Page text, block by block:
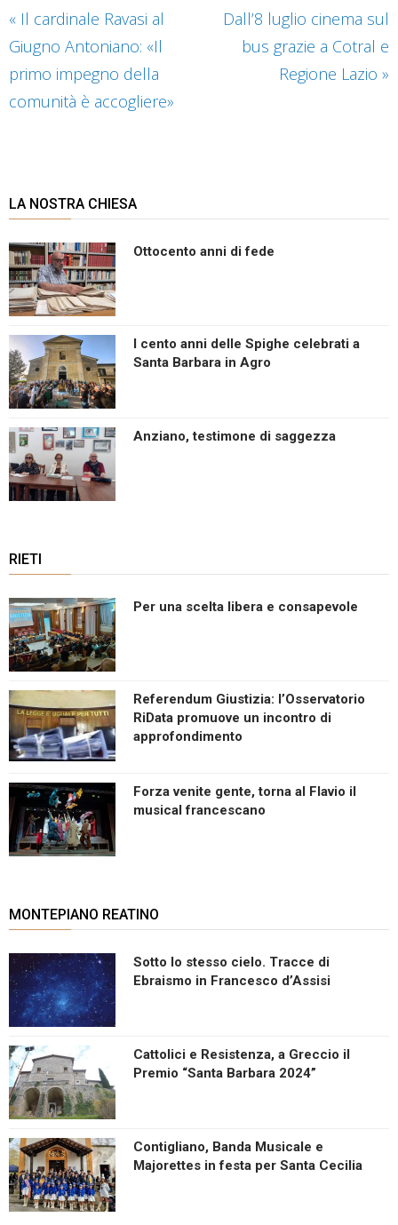
« Il cardinale Ravasi al
Giugno Antoniano: «Il
primo impegno della
comunità è accogliere»
Dall’8 luglio cinema sul
bus grazie a Cotral e
Regione Lazio »
LA NOSTRA CHIESA
Ottocento anni di fede
I cento anni delle Spighe celebrati a
Santa Barbara in Agro
Anziano, testimone di saggezza
RIETI
Per una scelta libera e consapevole
Referendum Giustizia: l’Osservatorio
RiData promuove un incontro di
approfondimento
Forza venite gente, torna al Flavio il
musical francescano
MONTEPIANO REATINO
Sotto lo stesso cielo. Tracce di
Ebraismo in Francesco d’Assisi
Cattolici e Resistenza, a Greccio il
Premio “Santa Barbara 2024”
Contigliano, Banda Musicale e
Majorettes in festa per Santa Cecilia